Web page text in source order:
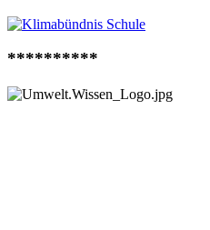
**********